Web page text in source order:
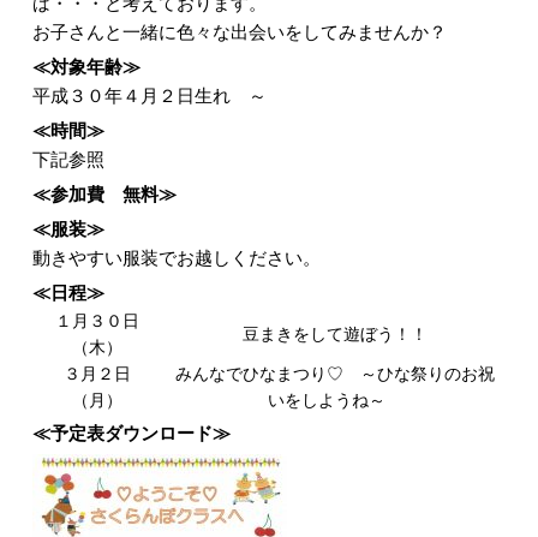
お子さんと一緒に色々な出会いをしてみませんか？
≪対象年齢≫
平成３０年４月２日生れ ～
≪時間≫
下記参照
≪参加費 無料≫
≪服装≫
動きやすい服装でお越しください。
≪日程≫
１月３０日
（木）
豆まきをして遊ぼう！！
３月２日
（月）
みんなでひなまつり♡ ～ひな祭りのお祝
いをしようね～
≪予定表ダウンロード≫